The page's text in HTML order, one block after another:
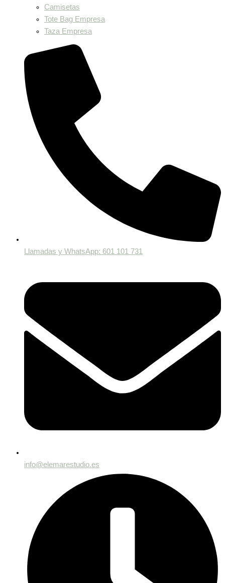
Camisetas
Tote Bag Empresa
Taza Empresa
Llamadas y WhatsApp: 601 101 731
info@elemarestudio.es